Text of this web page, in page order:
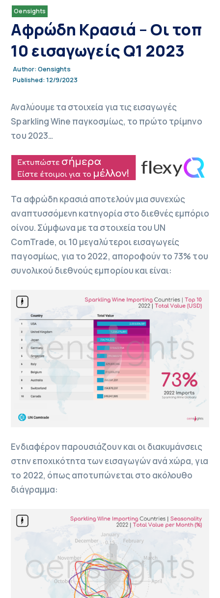
Oensights
Αφρώδη Κρασιά – Οι τοπ
10 εισαγωγείς Q1 2023
Author: Oensights
Published: 12/9/2023
Αναλύουμε τα στοιχεία για τις εισαγωγές
Sparkling Wine παγκοσμίως, το πρώτο τρίμηνο
του 2023…
Τα αφρώδη κρασιά αποτελούν μια συνεχώς
αναπτυσσόμενη κατηγορία στο διεθνές εμπόριο
οίνου. Σύμφωνα με τα στοιχεία του UN
ComTrade, οι 10 μεγαλύτεροι εισαγωγείς
παγοσμίως, για το 2022, αποροφούν το 73% του
συνολικού διεθνούς εμπορίου και είναι:
Ενδιαφέρον παρουσιάζουν και οι διακυμάνσεις
στην εποχικότητα των εισαγωγών ανά χώρα, για
το 2022, όπως αποτυπώνεται στο ακόλουθο
διάγραμμα: